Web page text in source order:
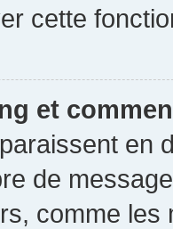
cette
et
en
de
comme